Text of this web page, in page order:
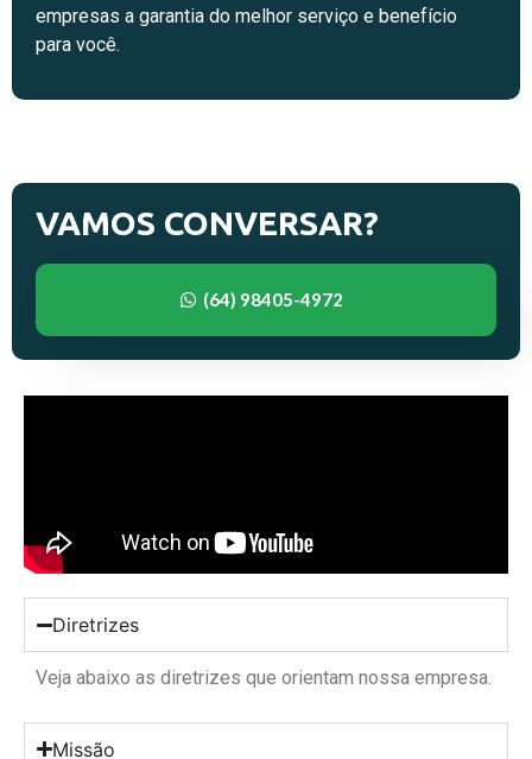
empresas a garantia do melhor serviço e benefício
para você.
VAMOS CONVERSAR?
(64) 98405-4972
Diretrizes
Veja abaixo as diretrizes que orientam nossa empresa.
Missão